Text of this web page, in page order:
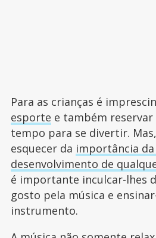
Para as crianças é
esporte e também
tempo para se divertir.
esquecer da importância
desenvolvimento de
é importante inculcar-lhes
gosto pela música e
instrumento.